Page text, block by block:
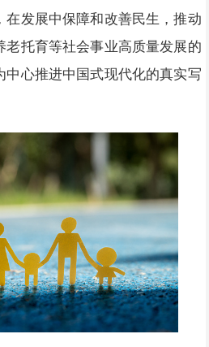
在发展中保障和改善民生，推动
老托育等社会事业高质量发展的
中心推进中国式现代化的真实写